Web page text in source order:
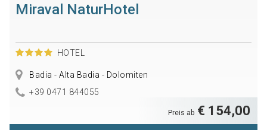
Miraval NaturHotel
HOTEL
Badia - Alta Badia - Dolomiten
+39 0471 844055
Preis ab € 154,00